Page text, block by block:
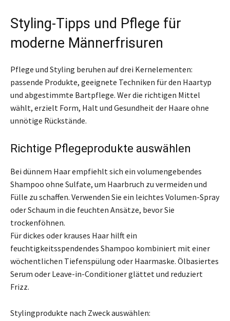
Styling-Tipps und Pflege für
moderne Männerfrisuren
Pflege und Styling beruhen auf drei Kernelementen:
passende Produkte, geeignete Techniken für den Haartyp
und abgestimmte Bartpflege. Wer die richtigen Mittel
wählt, erzielt Form, Halt und Gesundheit der Haare ohne
unnötige Rückstände.
Richtige Pflegeprodukte auswählen
Bei dünnem Haar empfiehlt sich ein volumengebendes
Shampoo ohne Sulfate, um Haarbruch zu vermeiden und
Fülle zu schaffen. Verwenden Sie ein leichtes Volumen-Spray
oder Schaum in die feuchten Ansätze, bevor Sie
trockenföhnen.
Für dickes oder krauses Haar hilft ein
feuchtigkeitsspendendes Shampoo kombiniert mit einer
wöchentlichen Tiefenspülung oder Haarmaske. Ölbasiertes
Serum oder Leave-in-Conditioner glättet und reduziert
Frizz.
Stylingprodukte nach Zweck auswählen: